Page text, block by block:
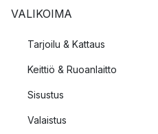
VALIKOIMA
Tarjoilu & Kattaus
Keittiö & Ruoanlaitto
Sisustus
Valaistus